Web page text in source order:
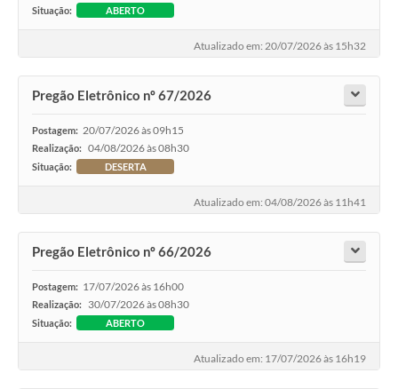
Situação: ABERTO
Atualizado em: 20/07/2026 às 15h32
Pregão Eletrônico nº 67/2026
Postagem: 20/07/2026 às 09h15
Realização: 04/08/2026 às 08h30
Situação: DESERTA
Atualizado em: 04/08/2026 às 11h41
Pregão Eletrônico nº 66/2026
Postagem: 17/07/2026 às 16h00
Realização: 30/07/2026 às 08h30
Situação: ABERTO
Atualizado em: 17/07/2026 às 16h19